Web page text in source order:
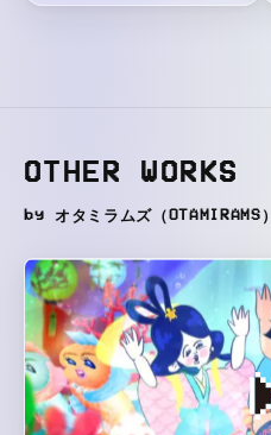
OTHER WORKS
by オタミラムズ（OTAMIRAMS）